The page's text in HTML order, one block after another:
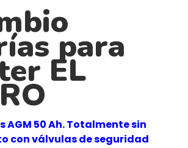
para
EL
AGM 50 Ah. Totalmente sin
con válvulas de seguridad